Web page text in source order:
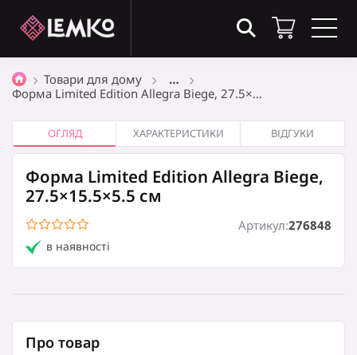
Товари в кошику(0)
Кошик порожній
0₴
Оформити замовлення
Товари для дому
…
Форма Limited Edition Allegra Biege, 27.5×…
ОГЛЯД ХАРАКТЕРИСТИКИ ВІДГУКИ
Форма Limited Edition Allegra Biege,
27.5×15.5×5.5 см
в наявності
Артикул:276848
Про товар